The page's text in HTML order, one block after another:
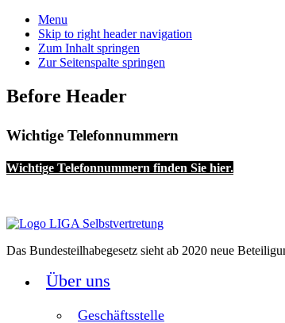
Menu
Skip to right header navigation
Zum Inhalt springen
Zur Seitenspalte springen
Before Header
Wichtige Telefonnummern
Wichtige Telefonnummern finden Sie hier.
Das Bundesteilhabegesetz sieht ab 2020 neue
Über uns
Geschäftsstelle